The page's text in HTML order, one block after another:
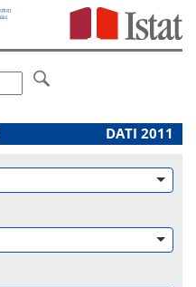
DATI 2011